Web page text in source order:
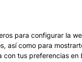
para configurar la
así como para
tus preferencias en